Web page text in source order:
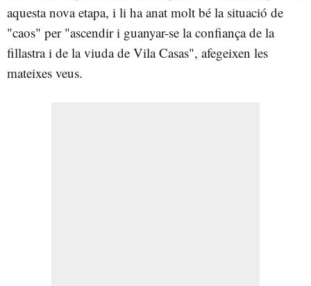
aquesta nova etapa, i li ha anat molt bé la situació de
"caos" per "ascendir i guanyar-se la confiança de la
fillastra i de la viuda de Vila Casas", afegeixen les
mateixes veus.